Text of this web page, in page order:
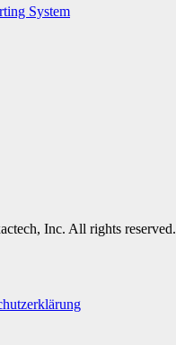
System
Inc. All rights reserved.